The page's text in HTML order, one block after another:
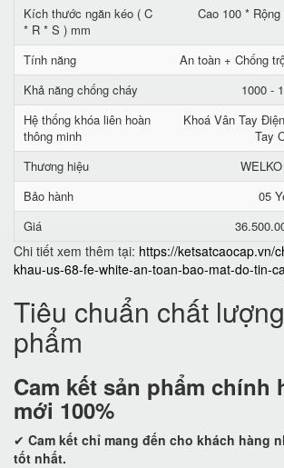
Kích thước ngăn kéo ( C
* R * S ) mm
Cao 100 *
Tính năng
An toàn + Chống
Khả năng chống cháy
1000 -
Hệ thống khóa liên hoàn
thông minh
Khoá Vân Tay
Tay
Thương hiệu
Bảo hành
05
Giá
Chi tiết xem thêm tại: https://ketsatcaocap.vn/
khau-us-68-fe-white-an-toan-bao-mat-do-tin-
Tiêu chuẩn chất
phẩm
Cam kết sản phẩm chính
mới 100%
✔ Cam kết chỉ mang đến cho khách hàng
tốt nhất.